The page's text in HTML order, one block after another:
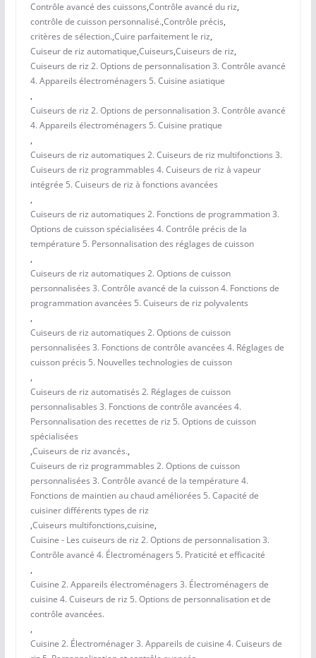
Contrôle avancé des cuissons,Contrôle avancé du riz,
contrôle de cuisson personnalisé.,Contrôle précis,
critères de sélection.,Cuire parfaitement le riz,
Cuiseur de riz automatique,Cuiseurs,Cuiseurs de riz,
Cuiseurs de riz 2. Options de personnalisation 3. Contrôle avancé
4. Appareils électroménagers 5. Cuisine asiatique
,
Cuiseurs de riz 2. Options de personnalisation 3. Contrôle avancé
4. Appareils électroménagers 5. Cuisine pratique
,
Cuiseurs de riz automatiques 2. Cuiseurs de riz multifonctions 3.
Cuiseurs de riz programmables 4. Cuiseurs de riz à vapeur
intégrée 5. Cuiseurs de riz à fonctions avancées
,
Cuiseurs de riz automatiques 2. Fonctions de programmation 3.
Options de cuisson spécialisées 4. Contrôle précis de la
température 5. Personnalisation des réglages de cuisson
,
Cuiseurs de riz automatiques 2. Options de cuisson
personnalisées 3. Contrôle avancé de la cuisson 4. Fonctions de
programmation avancées 5. Cuiseurs de riz polyvalents
,
Cuiseurs de riz automatiques 2. Options de cuisson
personnalisées 3. Fonctions de contrôle avancées 4. Réglages de
cuisson précis 5. Nouvelles technologies de cuisson
,
Cuiseurs de riz automatisés 2. Réglages de cuisson
personnalisables 3. Fonctions de contrôle avancées 4.
Personnalisation des recettes de riz 5. Options de cuisson
spécialisées
,Cuiseurs de riz avancés.,
Cuiseurs de riz programmables 2. Options de cuisson
personnalisées 3. Contrôle avancé de la température 4.
Fonctions de maintien au chaud améliorées 5. Capacité de
cuisiner différents types de riz
,Cuiseurs multifonctions,cuisine,
Cuisine - Les cuiseurs de riz 2. Options de personnalisation 3.
Contrôle avancé 4. Électroménagers 5. Praticité et efficacité
,
Cuisine 2. Appareils électroménagers 3. Électroménagers de
cuisine 4. Cuiseurs de riz 5. Options de personnalisation et de
contrôle avancées.
,
Cuisine 2. Électroménager 3. Appareils de cuisine 4. Cuiseurs de